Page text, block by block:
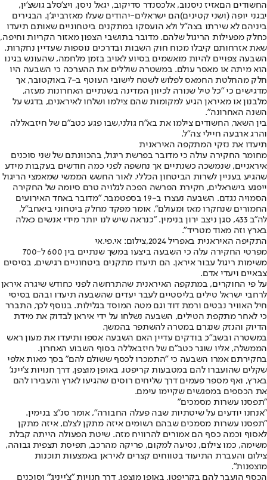
החשודים הםאזיז ניסנוב, אלכסנדר סדיקוב, יגאל ניסן, ויצ'סלב גושצ'ין,
יבגני יופה (ושני קטינים)הם ישראלים-יהודים שעלו מאזרבייג'ן. הבגירים
ביניהם לא שירתו בצה"ל ולא הועסקו במתקנים ביטחוניים שאותם תיעדו
כחלק מפעילות הריגול שלהם. מדובר בתושבי הצפון מאזור הקריות וחיפה,
שאת אזרחותם קיבלו מכוח חוק השבות ובדרכים נוספות שעדיין נחקרות.
השבעה צפויים להיות מואשמים בסיוע לאויב בזמן מלחמה, שהעונש בגינו
הוא מיתה או מאסר עולם. במשטרה שוללים את ההערכה כי השבעה היו
חלק מהחלטת החמאס לפלוש לשטח לישובי העוטף ב-7 באוקטובר, אך
מדגישים כי "כל טיל שנורה לכיוון המדינה בשנתיים האחרונות מעזה,
מלבנון או מאיראן הגיע למקומות שהם צילמו ושלחו לאיראנים, בדגש על
השנה האחרונה".
בין השאר, החשודים צילמו את בא"ח גולני,שבו פגע כטב"ם של חיזבאללה
והרג ארבעה חיילי צה"ל.
תיעדו את נזקי המתקפה האיראנית
מחומר החקירה עולה כי מדובר בפרשת ריגול, בהכוונתם של שני סוכנים
איראניים, שנמשכה כשנתיים אך נחשפה לפני כמה חודשים בעקבות מידע
שהגיע בעניין לשרות הביטחון הכללי. לאור החשש הממשי שמאמצי הריגול
ייפגע בישראלים, חקירת הפרשה הפכה לגלויה טרם סיומה של החקירה
הסמויה נגדם. השבעה נעצרו ב-19 בספטמבר. "מדובר באחד האירועים
החמורים שנחקרו מאז ומעולם", אומר מפקד מחלק ביטחוני ביאחב"ל,
לה"ב 433, סגן ניצב ירון בנימין. "כנראה שיש לנו יותר מידי אנשים כאלה
בארץ וזה מאוד מטריד".
התקיפה האיראנית באפריל 2024,צילום: אי.פי.אי
מפרטי החקירה עלה כי השבעה ביצעו במשך שנתיים בין 600 ל-700
משימות ריגול עבור איראן. הם תיעדו מתקנים ביטחוניים רגישים, בסיסים
צבאיים ויעדי אדם.
על פי החוקרים, במתקפה האיראנית שהתרחשה לפני כחודש שיגרה איראן
לרחבי ישראל טילים בליסטיים לעבר יעדים שהשבעה תיעדו ובהם בסיסי
חיל האוויר נבטים ורמת דוד וגם מטה המוסד בגלילות. בנוסף לכך, התברר
כי לאחר מתקפת הטילים, השבעה נשלחו על ידי איראן לבדוק את מידת
הדיוק והנזק שנגרם במטרה להשתפר בהמשך.
במשטרה ובשב"כ בודקים עדיין האם השבעה אספו ותיעדו את מעון ראש
הממשלה, אליו שוגר כטב"ם של חיזבאללה בסוף השבוע האחרון.
בחקירתם אמרו השבעה כי "התמכרו לכסף ששולם להם" בסך מאות אלפי
שקלים שהועברו להם במטבעות קריפטו, באופן מוצפן, דרך חנויות צ'יינג'
בארץ, ואף מספר פעמים דרך שליחים רוסים שהגיעו לארץ והעבירו להם
את הכספים במפגשים שקיימו עימם.
"תפסנו עשרות מסמכים"
"אנחנו יודעים על שיטתיות שבה פעלה החבורה", אומר סנ"צ בנימין.
"תפסנו עשרות מסמכים שבהם רשומים איזה מתקן לצלם, איזה מתקן
לאסוף וכמה כסף הם אמורים להרוויח מזה. שיטת הפעולה הייתה קבלת
משימה, כמו צילום, נסיעה למקום, פריקה מהרכב, תפיסת תצפית גבוהה,
צילום והעברת התיעוד בטווחים קצרים לאיראן באמצעות תוכנות
מוצפנות".
הכסף הועבר להם בקריפטו, באופן מוצפן, דרך חנויות "צ'ייניג'" וסוכנים